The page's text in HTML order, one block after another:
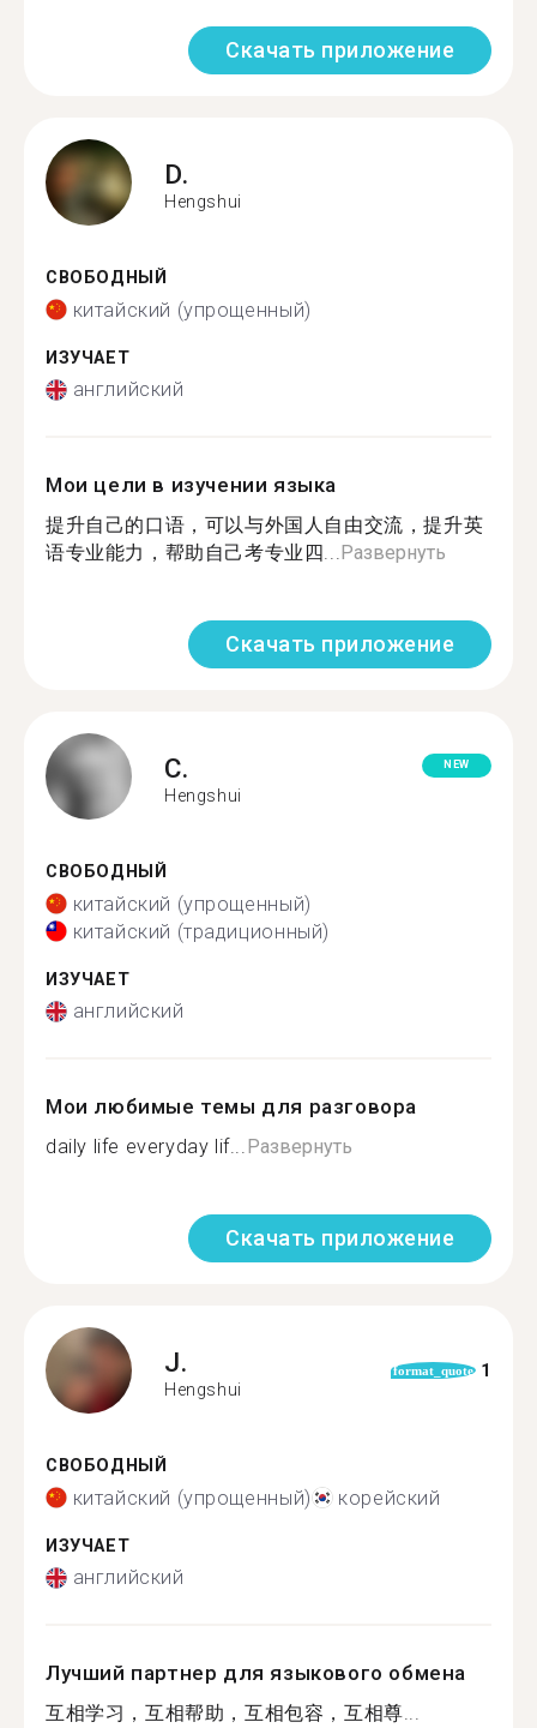
Скачать приложение
D.
Hengshui
СВОБОДНЫЙ
китайский (упрощенный)
ИЗУЧАЕТ
английский
Мои цели в изучении языка
提升自己的口语，可以与外国人自由交流，提升英
语专业能力，帮助自己考专业四...Развернуть
Скачать приложение
C.
Hengshui
NEW
СВОБОДНЫЙ
китайский (упрощенный)
китайский (традиционный)
ИЗУЧАЕТ
английский
Мои любимые темы для разговора
daily life everyday lif...Развернуть
Скачать приложение
J.
Hengshui
format_quote 1
СВОБОДНЫЙ
китайский (упрощенный) корейский
ИЗУЧАЕТ
английский
Лучший партнер для языкового обмена
互相学习，互相帮助，互相包容，互相尊...